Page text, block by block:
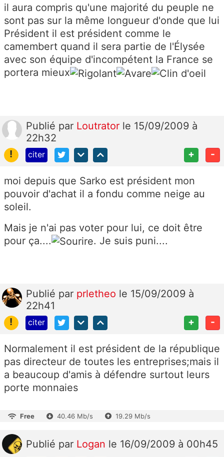
il aura compris qu'une majorité du peuple ne
sont pas sur la même longueur d'onde que lui
Président il est président comme le
camembert quand il sera partie de l'Élysée
avec son équipe d'incompétent la France se
portera mieux
Publié par Loutrator le 15/09/2009 à
22h32
!
citer + -
moi depuis que Sarko est président mon
pouvoir d'achat il a fondu comme neige au
soleil.
Mais je n'ai pas voter pour lui, ce doit être
pour ça....
. Je suis puni....
Publié par prletheo le 15/09/2009 à
22h41
!
citer + -
Normalement il est président de la république
pas directeur de toutes les entreprises;mais il
a beaucoup d'amis à défendre surtout leurs
porte monnaies
Free 40.46 Mb/s 19.29 Mb/s
Publié par Logan le 16/09/2009 à 00h45